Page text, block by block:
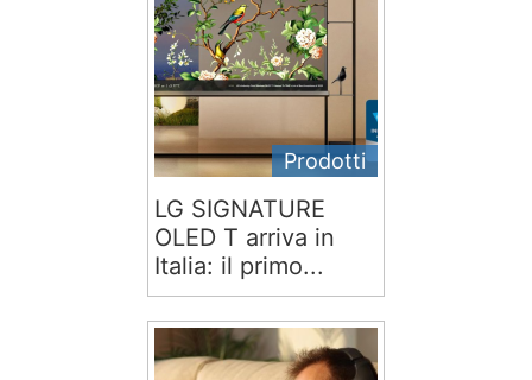
Prodotti
LG SIGNATURE
OLED T arriva in
Italia: il primo...